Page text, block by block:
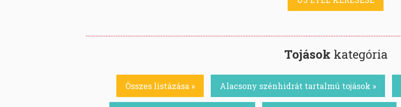
Tojások kategória
Összes listázása » Alacsony szénhidrát tartalmú tojások »